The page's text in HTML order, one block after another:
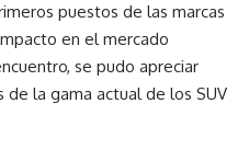
puestos de las marcas
en el mercado
se pudo apreciar
de la gama actual de los SUV